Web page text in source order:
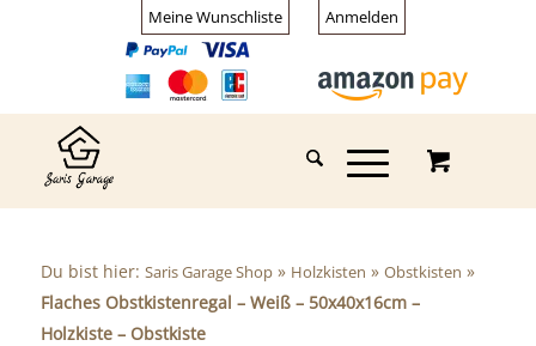
Meine Wunschliste Anmelden
Du bist hier: Saris Garage Shop» Holzkisten » Obstkisten »
Flaches Obstkistenregal – Weiß – 50x40x16cm –
Holzkiste – Obstkiste